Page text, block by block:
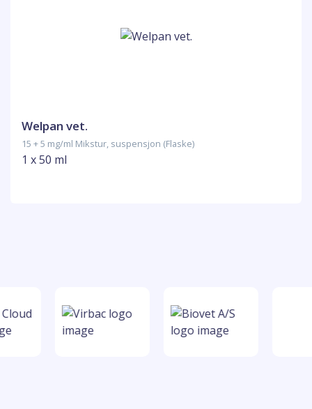
Welpan vet.
15 + 5 mg/ml Mikstur, suspensjon (Flaske)
1 x 50 ml